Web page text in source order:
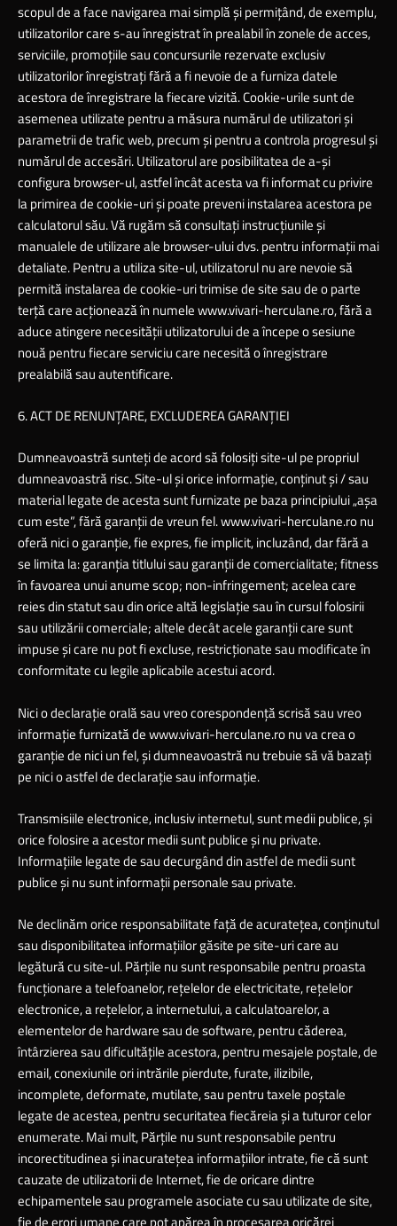
scopul de a face navigarea mai simplă și permițând, de exemplu,
utilizatorilor care s-au înregistrat în prealabil în zonele de acces,
serviciile, promoțiile sau concursurile rezervate exclusiv
utilizatorilor înregistrați fără a fi nevoie de a furniza datele
acestora de înregistrare la fiecare vizită. Cookie-urile sunt de
asemenea utilizate pentru a măsura numărul de utilizatori și
parametrii de trafic web, precum și pentru a controla progresul și
numărul de accesări. Utilizatorul are posibilitatea de a-și
configura browser-ul, astfel încât acesta va fi informat cu privire
la primirea de cookie-uri și poate preveni instalarea acestora pe
calculatorul său. Vă rugăm să consultați instrucțiunile și
manualele de utilizare ale browser-ului dvs. pentru informații mai
detaliate. Pentru a utiliza site-ul, utilizatorul nu are nevoie să
permită instalarea de cookie-uri trimise de site sau de o parte
terță care acționează în numelewww.vivari-herculane.ro, fără a
aduce atingere necesității utilizatorului de a începe o sesiune
nouă pentru fiecare serviciu care necesită o înregistrare
prealabilă sau autentificare.
6. ACT DE RENUNŢARE, EXCLUDEREA GARANŢIEI
Dumneavoastră sunteţi de acord să folosiţi site-ul pe propriul
dumneavoastră risc. Site-ul şi orice informaţie, conţinut şi / sau
material legate de acesta sunt furnizate pe baza principiului „aşa
cum este”, fără garanţii de vreun fel.www.vivari-herculane.ronu
oferă nici o garanţie, fie expres, fie implicit, incluzând, dar fără a
se limita la: garanţia titlului sau garanţii de comercialitate; fitness
în favoarea unui anume scop; non-infringement; acelea care
reies din statut sau din orice altă legislaţie sau în cursul folosirii
sau utilizării comerciale; altele decât acele garanţii care sunt
impuse şi care nu pot fi excluse, restricţionate sau modificate în
conformitate cu legile aplicabile acestui acord.
Nici o declaraţie orală sau vreo corespondenţă scrisă sau vreo
informaţie furnizată dewww.vivari-herculane.ronu va crea o
garanţie de nici un fel, şi dumneavoastră nu trebuie să vă bazaţi
pe nici o astfel de declaraţie sau informaţie.
Transmisiile electronice, inclusiv internetul, sunt medii publice, şi
orice folosire a acestor medii sunt publice şi nu private.
Informaţiile legate de sau decurgând din astfel de medii sunt
publice şi nu sunt informaţii personale sau private.
Ne declinăm orice responsabilitate faţă de acurateţea, conţinutul
sau disponibilitatea informaţiilor găsite pe site-uri care au
legătură cu site-ul. Părţile nu sunt responsabile pentru proasta
funcţionare a telefoanelor, reţelelor de electricitate, reţelelor
electronice, a reţelelor, a internetului, a calculatoarelor, a
elementelor de hardware sau de software, pentru căderea,
întârzierea sau dificultăţile acestora, pentru mesajele poştale, de
email, conexiunile ori intrările pierdute, furate, ilizibile,
incomplete, deformate, mutilate, sau pentru taxele poştale
legate de acestea, pentru securitatea fiecăreia şi a tuturor celor
enumerate. Mai mult, Părţile nu sunt responsabile pentru
incorectitudinea şi inacurateţea informaţiilor intrate, fie că sunt
cauzate de utilizatorii de Internet, fie de oricare dintre
echipamentele sau programele asociate cu sau utilizate de site,